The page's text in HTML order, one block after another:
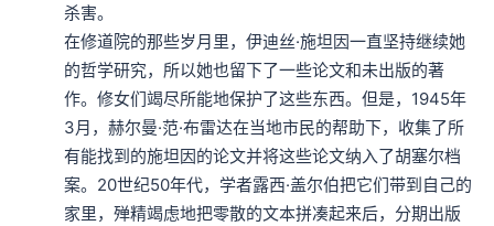
杀害。
在修道院的那些岁月里，伊迪丝·施坦因一直坚持继续她
的哲学研究，所以她也留下了一些论文和未出版的著
作。修女们竭尽所能地保护了这些东西。但是，1945年
3月，赫尔曼·范·布雷达在当地市民的帮助下，收集了所
有能找到的施坦因的论文并将这些论文纳入了胡塞尔档
案。20世纪50年代，学者露西·盖尔伯把它们带到自己的
家里，殚精竭虑地把零散的文本拼凑起来后，分期出版